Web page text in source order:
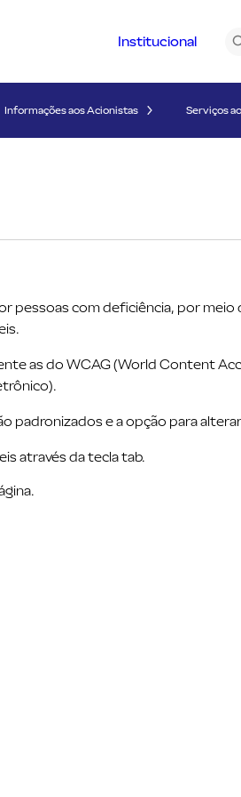
Institucional
Informações aos Acionistas Serviços
pessoas com deficiência, por meio
as do WCAG (World Content
padronizados e a opção para
através da tecla tab.